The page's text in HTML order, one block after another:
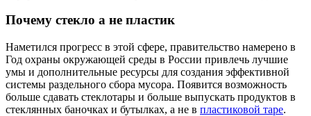
Почему стекло а не пластик
Наметился прогресс в этой сфере, правительство намерено в
Год охраны окружающей среды в России привлечь лучшие
умы и дополнительные ресурсы для создания эффективной
системы раздельного сбора мусора. Появится возможность
больше сдавать стеклотары и больше выпускать продуктов в
стеклянных баночках и бутылках, а не в пластиковой таре.